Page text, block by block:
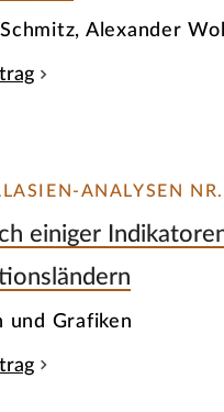
Alexander
ANALYSEN
einiger
und Grafiken